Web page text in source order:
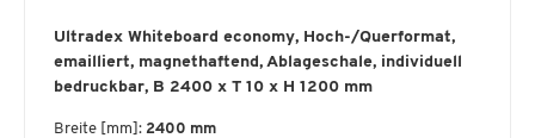
Ultradex Whiteboard economy, Hoch-/Querformat,
emailliert, magnethaftend, Ablageschale, individuell
bedruckbar, B 2400 x T 10 x H 1200 mm
Breite [mm]: 2400 mm